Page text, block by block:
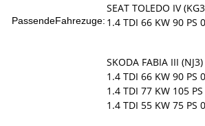
PassendeFahrezuge:
SEAT TOLEDO IV
1.4 TDI 66 KW 90
SKODA FABIA III (NJ3)
1.4 TDI 66 KW 90
1.4 TDI 77 KW 105
1.4 TDI 55 KW 75